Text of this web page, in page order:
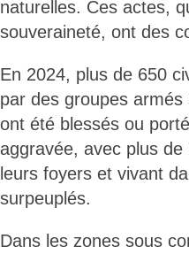
naturelles. Ces actes,
souveraineté, ont des
En 2024, plus de 650
par des groupes armés
ont été blessés ou
aggravée, avec plus
leurs foyers et vivant
surpeuplés.
Dans les zones sous